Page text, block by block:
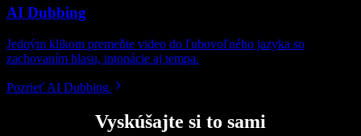
AI Dubbing
Jedným klikom premeňte video do ľubovoľného jazyka so
zachovaním hlasu, intonácie aj tempa.
Pozrieť AI Dubbing
Vyskúšajte si to sami